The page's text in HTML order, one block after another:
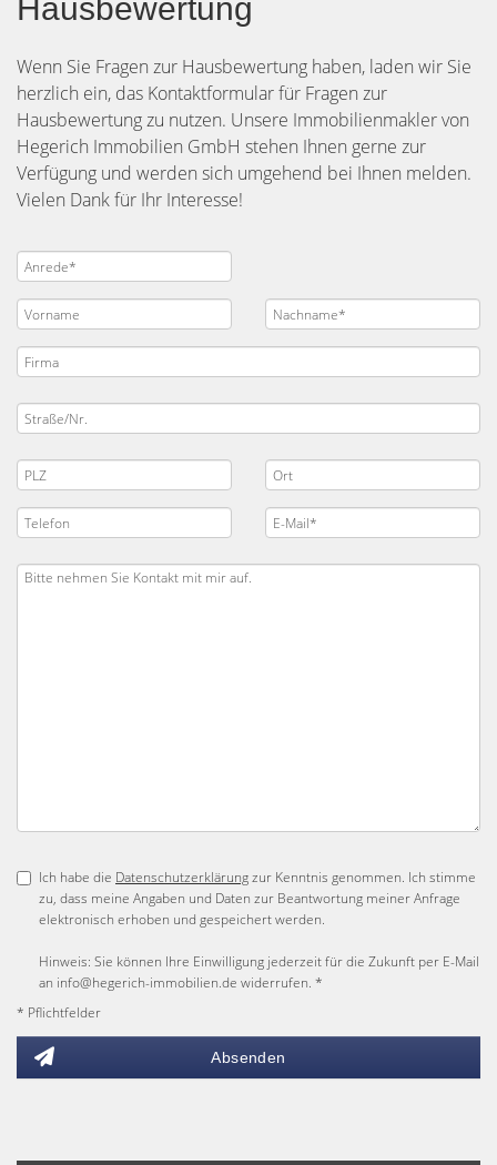
Hausbewertung
Wenn Sie Fragen zur Hausbewertung haben, laden wir Sie
herzlich ein, das Kontaktformular für Fragen zur
Hausbewertung zu nutzen. Unsere Immobilienmakler von
Hegerich Immobilien GmbH stehen Ihnen gerne zur
Verfügung und werden sich umgehend bei Ihnen melden.
Vielen Dank für Ihr Interesse!
Ich habe die Datenschutzerklärungzur Kenntnis genommen. Ich stimme
zu, dass meine Angaben und Daten zur Beantwortung meiner Anfrage
elektronisch erhoben und gespeichert werden.
Hinweis: Sie können Ihre Einwilligung jederzeit für die Zukunft per E-Mail
an info@hegerich-immobilien.de widerrufen. *
* Pflichtfelder
Absenden